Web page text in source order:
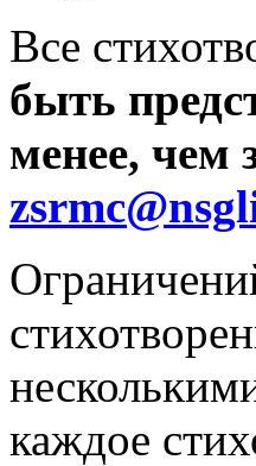
Все
быть
менее, чем
zsrmc@
каждое